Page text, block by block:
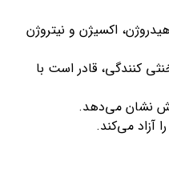
اکسیژن و نیتروژن
کنندگی، قادر است با
نشان می‌دهد.
آزاد می‌کند.